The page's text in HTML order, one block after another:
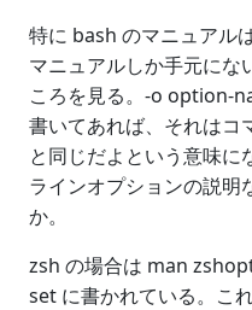
特に bash のマニュアル
マニュアルしか手元にな
ころを見る。-o option-
書いてあれば、それはコ
と同じだよという意味に
ラインオプションの説明
か。
zsh の場合は man
set に書かれている。こ